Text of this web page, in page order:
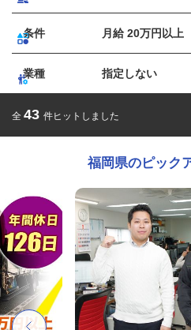
条件 月給 20万円以上
業種 指定しない
全 43 件ヒットしました
福岡県のピック